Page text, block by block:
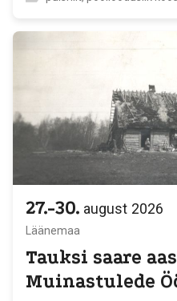
2026
27.-30. august
Läänemaa
Tauksi saare
Muinastulede